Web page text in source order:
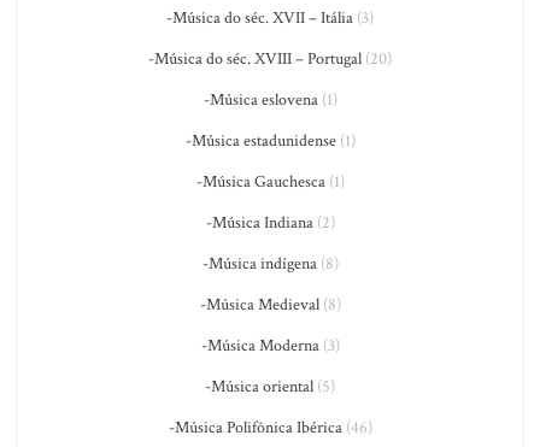
-Música do séc. XVII – Itália (3)
-Música do séc. XVIII – Portugal (20)
-Música eslovena(1)
-Música estadunidense(1)
-Música Gauchesca(1)
-Música Indiana(2)
-Música indígena(8)
-Música Medieval(8)
-Música Moderna(3)
-Música oriental (5)
-Música Polifônica Ibérica(46)